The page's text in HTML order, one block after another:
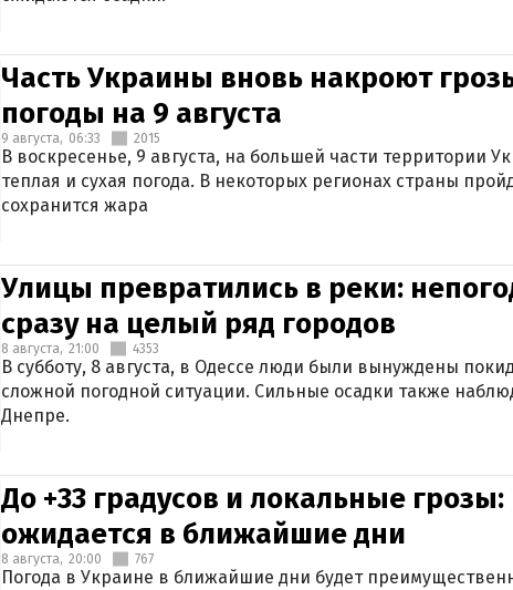
Часть Украины вновь накроют
погоды на 9 августа
9 августа, 06:33 2015
В воскресенье, 9 августа, на большей части территории
теплая и сухая погода. В некоторых регионах страны
сохранится жара
Улицы превратились в реки:
сразу на целый ряд городов
8 августа, 21:00 4353
В субботу, 8 августа, в Одессе люди были вынуждены
сложной погодной ситуации. Сильные осадки также
Днепре.
До +33 градусов и локальные
ожидается в ближайшие дни
8 августа, 20:00 767
Погода в Украине в ближайшие дни будет